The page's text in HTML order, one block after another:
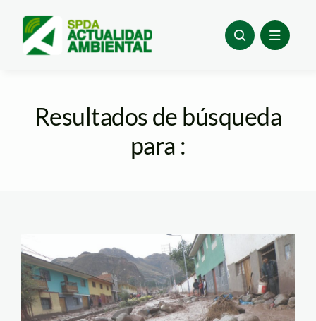
content
Resultados de búsqueda
para :
deslizamiento huaico
– andina